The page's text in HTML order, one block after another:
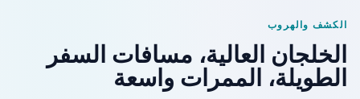
الكشف والهروب
الخلجان العالية، مسافات السفر
الطويلة، الممرات واسعة